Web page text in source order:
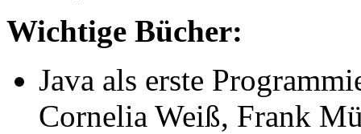
Wichtige Bücher:
Java als erste
Cornelia Weiß, Frank